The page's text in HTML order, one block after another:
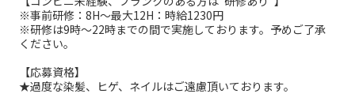
※事前研修：8H～最大12H：時給1230円
※研修は9時～22時までの間で実施しております。予めご了承
ください。
【応募資格】
★過度な染髪、ヒゲ、ネイルはご遠慮頂いております。